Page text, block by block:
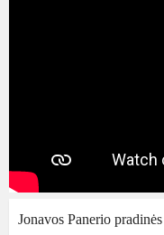
Jonavos Panerio